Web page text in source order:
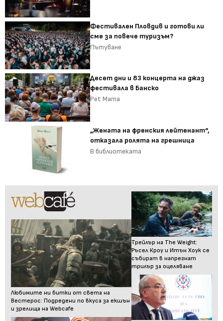
Фестивален Пловдив и готови ли
сме за повече туризъм?
Пътуване
Десет дни и 83 концерта на джаз
фестивала в Банско
Pet Mama
„Жената на френския лейтенант“,
отказала ролята на грешница
В библиотеката
Любимите ни битки от света на
Вестерос: Подредени по вкуса за екшън
и зрелища на Webcafe
Трейлър на The Weight:
Ръсел Кроу и Итън Хоук се
събират в напрегнат
трилър за оцеляване